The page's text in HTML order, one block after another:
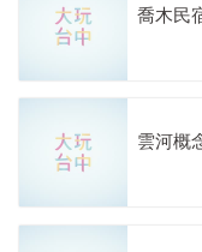
喬木民
雲河概